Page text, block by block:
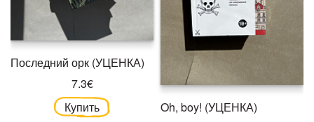
Последний орк (УЦЕНКА)
7.3€
Купить
Oh, boy! (УЦЕНКА)